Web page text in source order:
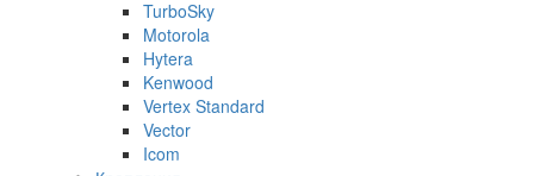
TurboSky
Motorola
Hytera
Kenwood
Vertex Standard
Vector
Icom